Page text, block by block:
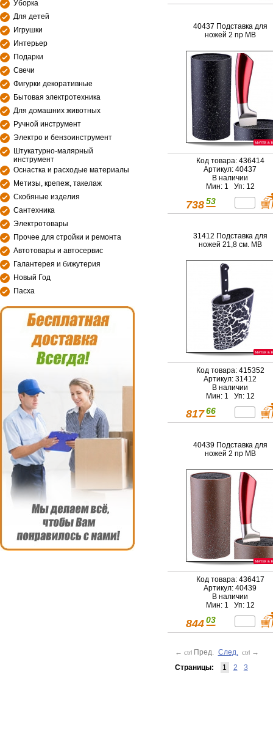
Уборка
Для детей
Игрушки
Интерьер
Подарки
Свечи
Фигурки декоративные
Бытовая электротехника
Для домашних животных
Ручной инструмент
Электро и бензоинструмент
Штукатурно-малярный
инструмент
Оснастка и расходые материалы
Метизы, крепеж, такелаж
Скобяные изделия
Сантехника
Электротовары
Прочее для стройки и ремонта
Автотовары и автосервис
Галантерея и бижутерия
Новый Год
Пасха
40437 Подставка для
ножей 2 пр MB
Код товара: 436414
Артикул: 40437
В наличии
Мин: 1 Уп: 12
738 53
31412 Подставка для
ножей 21,8 см. MB
Код товара: 415352
Артикул: 31412
В наличии
Мин: 1 Уп: 12
817 66
40439 Подставка для
ножей 2 пр MB
Код товара: 436417
Артикул: 40439
В наличии
Мин: 1 Уп: 12
844 03
← ctrl Пред. След. ctrl →
Страницы:
1 2 3